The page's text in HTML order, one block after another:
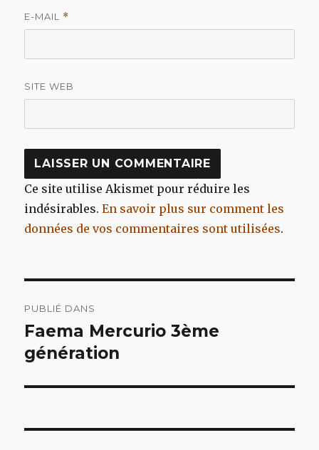
E-MAIL *
SITE WEB
Ce site utilise Akismet pour réduire les
indésirables.En savoir plus sur comment les
données de vos commentaires sont utilisées.
de
l’article
PUBLIÉ DANS
Faema Mercurio 3ème
génération